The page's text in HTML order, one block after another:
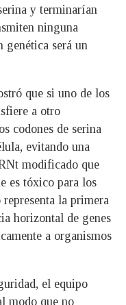
y terminarían
ninguna
será un
que si uno de los
a otro
codones de serina
evitando una
modificado que
es tóxico para los
la primera
horizontal de genes
a organismos
el equipo
modo que no